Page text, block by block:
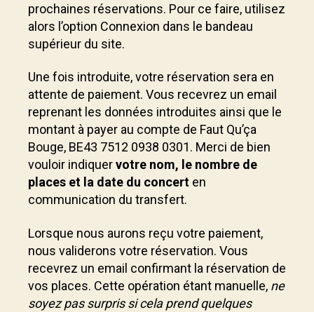
prochaines réservations. Pour ce faire, utilisez
alors l’option Connexion dans le bandeau
supérieur du site.
Une fois introduite, votre réservation sera en
attente de paiement. Vous recevrez un email
reprenant les données introduites ainsi que le
montant à payer au compte de Faut Qu’ça
Bouge, BE43 7512 0938 0301. Merci de bien
vouloir indiquervotre nom, le nombre de
places et la date du concert en
communication du transfert.
Lorsque nous aurons reçu votre paiement,
nous validerons votre réservation. Vous
recevrez un email confirmant la réservation de
vos places. Cette opération étant manuelle, ne
soyez pas surpris si cela prend quelques